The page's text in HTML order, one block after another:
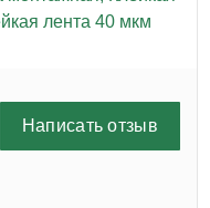
лента 40 мкм
Написать отзыв